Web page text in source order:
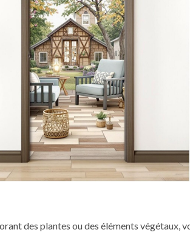
des plantes ou des éléments végétaux,